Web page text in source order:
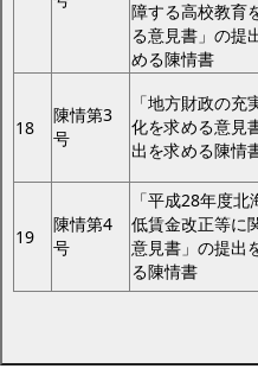
障する高校教育
る意見書」の提
める陳情書
18
陳情第3
号
「地方財政の充
化を求める意見
出を求める陳情
19
陳情第4
号
「平成28年度北
低賃金改正等に
意見書」の提出
る陳情書